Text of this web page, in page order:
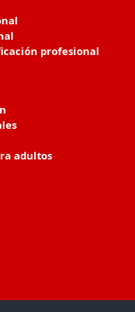
profesional
adultos